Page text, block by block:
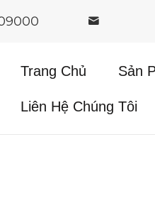
Trang Chủ Sản
Liên Hệ Chúng Tôi